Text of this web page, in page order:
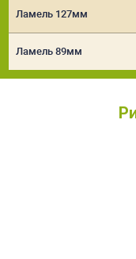
Ламель 127мм
Ламель 89мм